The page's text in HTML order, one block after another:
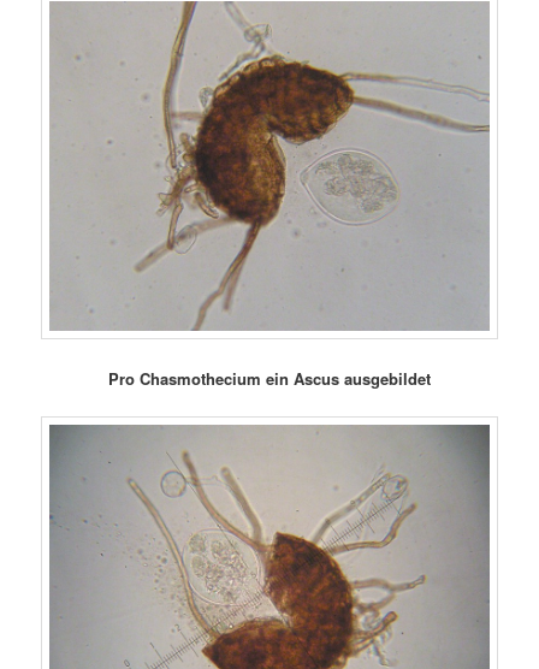
Pro Chasmothecium ein Ascus ausgebildet